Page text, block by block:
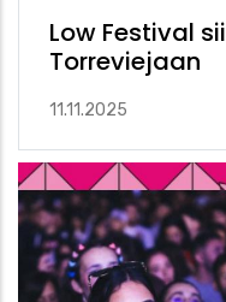
Low Festival
Torreviejaan
11.11.2025